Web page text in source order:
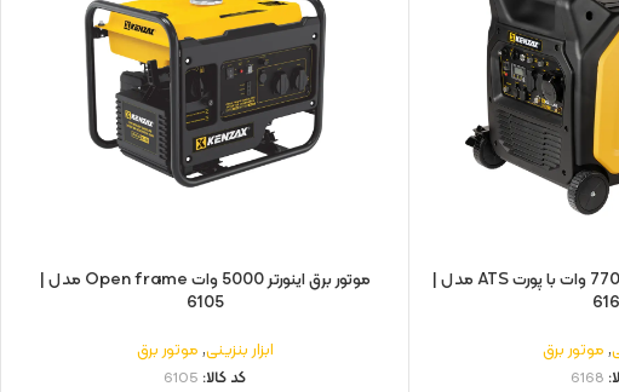
موتور برق اینورتر سایلنت 7700 وات با پورت ATS مدل |
,موتور برق
6168
موتور برق اینورتر 5000 وات Open frame مدل |
6105
ابزار بنزینی,موتور برق
کد کالا: 6105